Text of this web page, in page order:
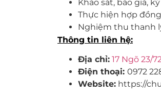
Khảo sát, báo giá,
Thực hiện hợp đồng
Nghiệm thu thanh
Thông tin liên hệ:
Địa chỉ: 17 Ngõ 23/
Điện thoại: 0972
Website: https://